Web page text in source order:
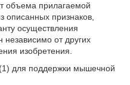
объема прилагаемой
признаков,
осуществления
независимо от других
изобретения.
для поддержки мышечной